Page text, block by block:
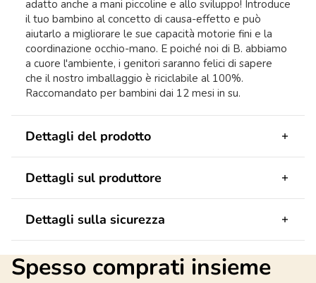
adatto anche a mani piccoline e allo sviluppo! Introduce
il tuo bambino al concetto di causa-effetto e può
aiutarlo a migliorare le sue capacità motorie fini e la
coordinazione occhio-mano. E poiché noi di B. abbiamo
a cuore l'ambiente, i genitori saranno felici di sapere
che il nostro imballaggio è riciclabile al 100%.
Raccomandato per bambini dai 12 mesi in su.
Dettagli del prodotto
Dettagli sul produttore
Dettagli sulla sicurezza
Spesso comprati insieme